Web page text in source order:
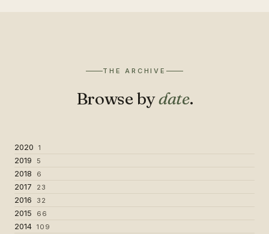
THE ARCHIVE
Browse bydate.
2020 1
2019 5
2018 6
2017 23
2016 32
2015 66
2014 109